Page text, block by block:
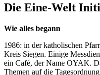
Die Eine-Welt
Wie alles begann
1986: in der katholischen
Kreis Siegen. Einige
ein Café, der Name OYAK.
Themen auf die